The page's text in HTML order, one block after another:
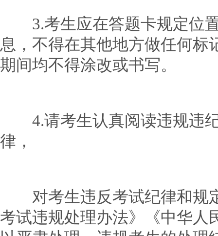
3.考生应在答题卡规定位置
息，不得在其他地方做任何标
期间均不得涂改或书写。
4.请考生认真阅读违规违纪
律，
对考生违反考试纪律和规
考试违规处理办法》《中华人